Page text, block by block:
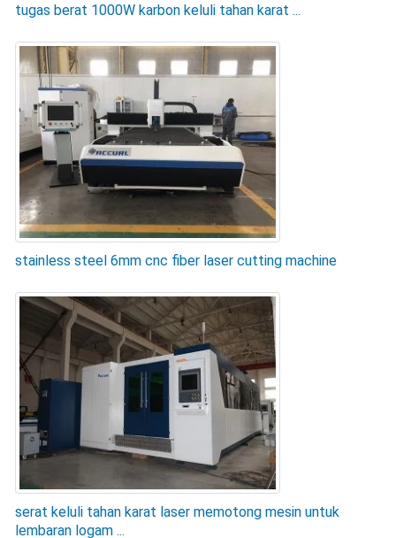
tugas berat 1000W karbon keluli tahan karat ...
stainless steel 6mm cnc fiber laser cutting machine
serat keluli tahan karat laser memotong mesin untuk
lembaran logam ...